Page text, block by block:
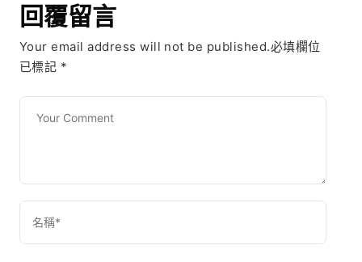
回覆留言
Your email address will not be published.必填欄位
已標記 *